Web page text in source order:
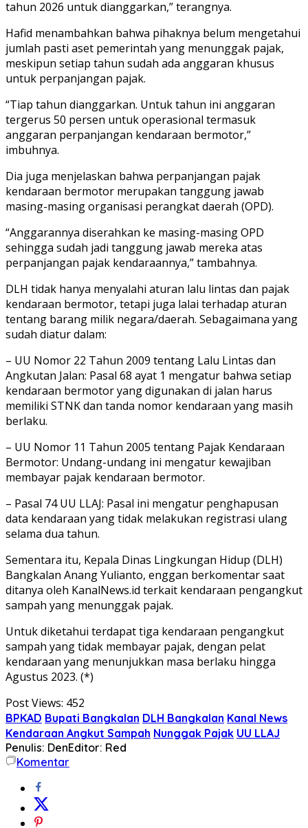
tahun 2026 untuk dianggarkan,” terangnya.
Hafid menambahkan bahwa pihaknya belum mengetahui
jumlah pasti aset pemerintah yang menunggak pajak,
meskipun setiap tahun sudah ada anggaran khusus
untuk perpanjangan pajak.
“Tiap tahun dianggarkan. Untuk tahun ini anggaran
tergerus 50 persen untuk operasional termasuk
anggaran perpanjangan kendaraan bermotor,”
imbuhnya.
Dia juga menjelaskan bahwa perpanjangan pajak
kendaraan bermotor merupakan tanggung jawab
masing-masing organisasi perangkat daerah (OPD).
“Anggarannya diserahkan ke masing-masing OPD
sehingga sudah jadi tanggung jawab mereka atas
perpanjangan pajak kendaraannya,” tambahnya.
DLH tidak hanya menyalahi aturan lalu lintas dan pajak
kendaraan bermotor, tetapi juga lalai terhadap aturan
tentang barang milik negara/daerah. Sebagaimana yang
sudah diatur dalam:
– UU Nomor 22 Tahun 2009 tentang Lalu Lintas dan
Angkutan Jalan: Pasal 68 ayat 1 mengatur bahwa setiap
kendaraan bermotor yang digunakan di jalan harus
memiliki STNK dan tanda nomor kendaraan yang masih
berlaku.
– UU Nomor 11 Tahun 2005 tentang Pajak Kendaraan
Bermotor: Undang-undang ini mengatur kewajiban
membayar pajak kendaraan bermotor.
– Pasal 74 UU LLAJ: Pasal ini mengatur penghapusan
data kendaraan yang tidak melakukan registrasi ulang
selama dua tahun.
Sementara itu, Kepala Dinas Lingkungan Hidup (DLH)
Bangkalan Anang Yulianto, enggan berkomentar saat
ditanya oleh KanalNews.id terkait kendaraan pengangkut
sampah yang menunggak pajak.
Untuk diketahui terdapat tiga kendaraan pengangkut
sampah yang tidak membayar pajak, dengan pelat
kendaraan yang menunjukkan masa berlaku hingga
Agustus 2023. (*)
Post Views: 452
BPKAD Bupati Bangkalan DLH Bangkalan Kanal News
Kendaraan Angkut Sampah Nunggak Pajak UU LLAJ
Penulis: DenEditor: Red
Komentar